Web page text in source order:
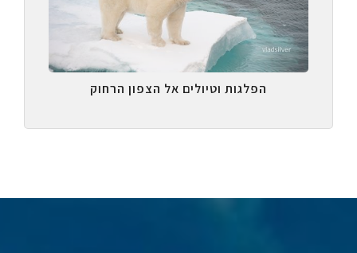
הפלגות וטיולים אל הצפון הרחוק